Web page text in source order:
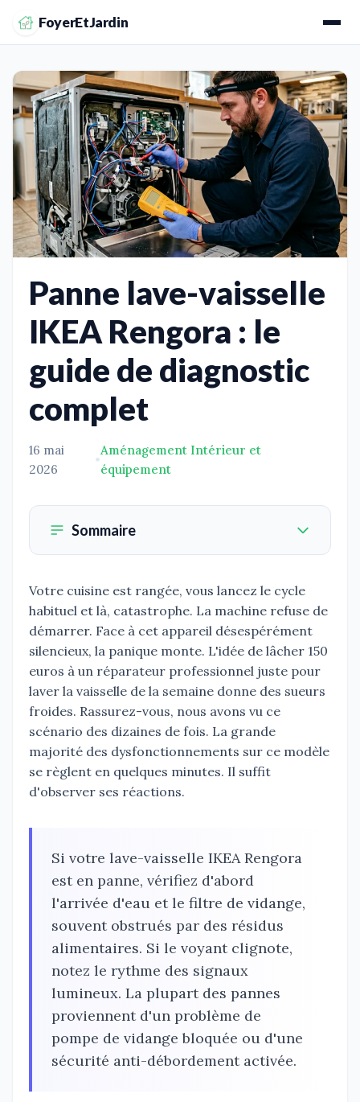
FoyerEtJardin
Panne lave-vaisselle
IKEA Rengora : le
guide de diagnostic
complet
16 mai
2026
•
Aménagement Intérieur et
équipement
Sommaire
Votre cuisine est rangée, vous lancez le cycle
habituel et là, catastrophe. La machine refuse de
démarrer. Face à cet appareil désespérément
silencieux, la panique monte. L'idée de lâcher 150
euros à un réparateur professionnel juste pour
laver la vaisselle de la semaine donne des sueurs
froides. Rassurez-vous, nous avons vu ce
scénario des dizaines de fois. La grande
majorité des dysfonctionnements sur ce modèle
se règlent en quelques minutes. Il suffit
d'observer ses réactions.
Si votre lave-vaisselle IKEA Rengora
est en panne, vérifiez d'abord
l'arrivée d'eau et le filtre de vidange,
souvent obstrués par des résidus
alimentaires. Si le voyant clignote,
notez le rythme des signaux
lumineux. La plupart des pannes
proviennent d'un problème de
pompe de vidange bloquée ou d'une
sécurité anti-débordement activée.